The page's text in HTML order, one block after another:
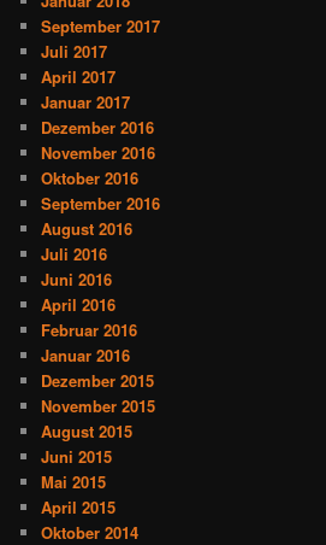
September 2017
Juli 2017
April 2017
Januar 2017
Dezember 2016
November 2016
Oktober 2016
September 2016
August 2016
Juli 2016
Juni 2016
April 2016
Februar 2016
Januar 2016
Dezember 2015
November 2015
August 2015
Juni 2015
Mai 2015
April 2015
Oktober 2014